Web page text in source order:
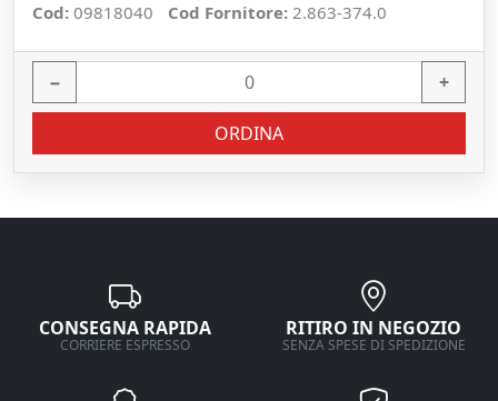
Cod: 09818040 Cod Fornitore: 2.863-374.0
− +
ORDINA
CONSEGNA RAPIDA
CORRIERE ESPRESSO
RITIRO IN NEGOZIO
SENZA SPESE DI SPEDIZIONE